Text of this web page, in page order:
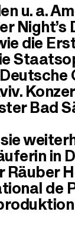
u. a.
Night’s
die
Bad
in
Räuber
de